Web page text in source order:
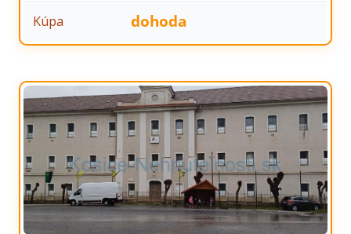
Kúpa dohoda